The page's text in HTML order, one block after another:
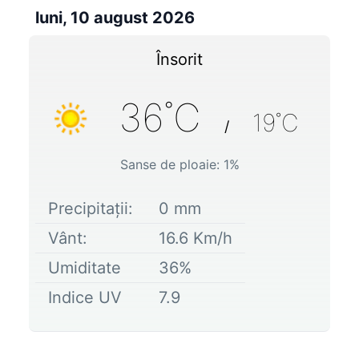
luni, 10 august 2026
Însorit
36˚C / 19˚C
Sanse de ploaie: 1%
Precipitații: 0 mm
Vânt:
16.6 Km/h
Umiditate
36%
Indice UV
7.9